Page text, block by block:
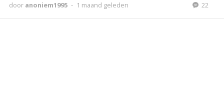
door anoniem1995 - 1 maand geleden 22